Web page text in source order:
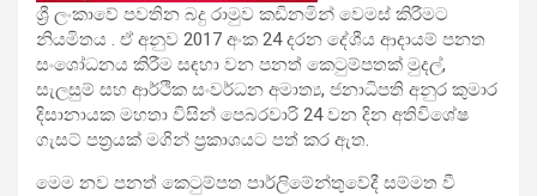
ශ්‍රී ලංකාවේ පවතින බදු රාමුව කඩිනමින් වෙමස් කිරීමට
නියමිතය . ඒ අනුව 2017 අංක 24 දරන දේශීය ආදායම් පනත
සංශෝධනය කිරීම සඳහා වන පනත් කෙටුම්පතක් මුදල්,
සැලසුම් සහ ආර්ථික සංවර්ධන අමාත්‍ය, ජනාධිපති අනුර කුමාර
දිසානායක මහතා විසින් පෙබරවාරි 24 වන දින අතිවිශේෂ
ගැසට් පත්‍රයක් මගින් ප්‍රකාශයට පත් කර ඇත.
මෙම නව පනත් කෙටුම්පත පාර්ලිමේන්තුවේදී සම්මත වී